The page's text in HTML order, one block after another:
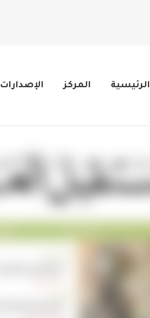
الرئيسية المركز الإصدارات